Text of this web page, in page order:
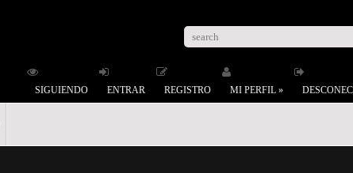
SIGUIENDO ENTRAR REGISTRO MI PERFIL »